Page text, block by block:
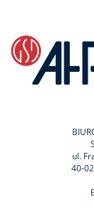
ul.
40-